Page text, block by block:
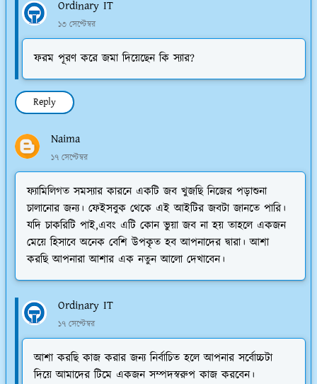
Ordinary IT
১৩ সেপ্টেম্বর
ফরম পূরণ করে জমা দিয়েছেন কি স্যার?
Reply
Naima
১৭ সেপ্টেম্বর
ফ্যামিলিগত সমস্যার কারনে একটি জব খুজছি নিজের পড়াশুনা
চালানোর জন্য। ফেইসবুক থেকে এই আইটির জবটা জানতে পারি।
যদি চাকরিটি পাই,এবং এটি কোন ভুয়া জব না হয় তাহলে একজন
মেয়ে হিসাবে অনেক বেশি উপকৃত হব আপনাদের দ্বারা। আশা
করছি আপনারা আশার এক নতুন আলো দেখাবেন।
Ordinary IT
১৭ সেপ্টেম্বর
আশা করছি কাজ করার জন্য নির্বাচিত হলে আপনার সর্বোচ্চটা
দিয়ে আমাদের টিমে একজন সম্পদস্বরুপ কাজ করবেন।